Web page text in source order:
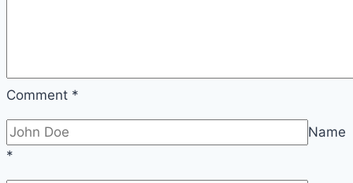
Comment *
Name
*